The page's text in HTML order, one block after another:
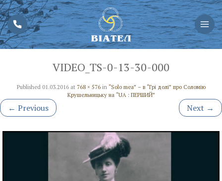
VIDEO_TS-0-13-30-000
Published 01.03.2016at 768 × 576in “Solo mea” – в “Грі долі” про Соломію
Крушельницьку на “UA : ПЕРШИЙ”
← Previous Next →